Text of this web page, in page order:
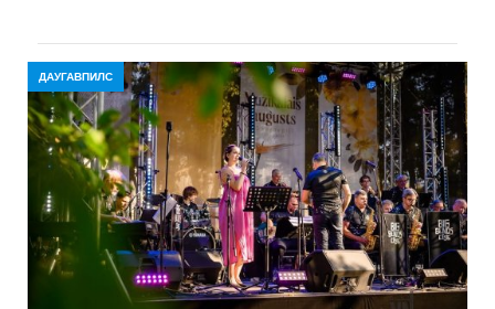
ДАУГАВПИЛС